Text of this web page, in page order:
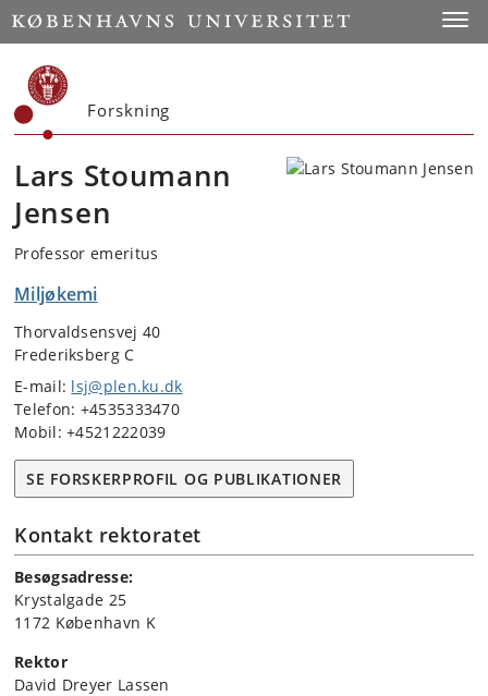
Start
Forskning
Lars Stoumann
Jensen
Professor emeritus
Miljøkemi
Thorvaldsensvej 40
Frederiksberg C
E-mail: lsj@plen.ku.dk
Telefon: +4535333470
Mobil: +4521222039
SE FORSKERPROFIL OG PUBLIKATIONER
Kontakt rektoratet
Besøgsadresse:
Krystalgade 25
1172 København K
Rektor
David Dreyer Lassen